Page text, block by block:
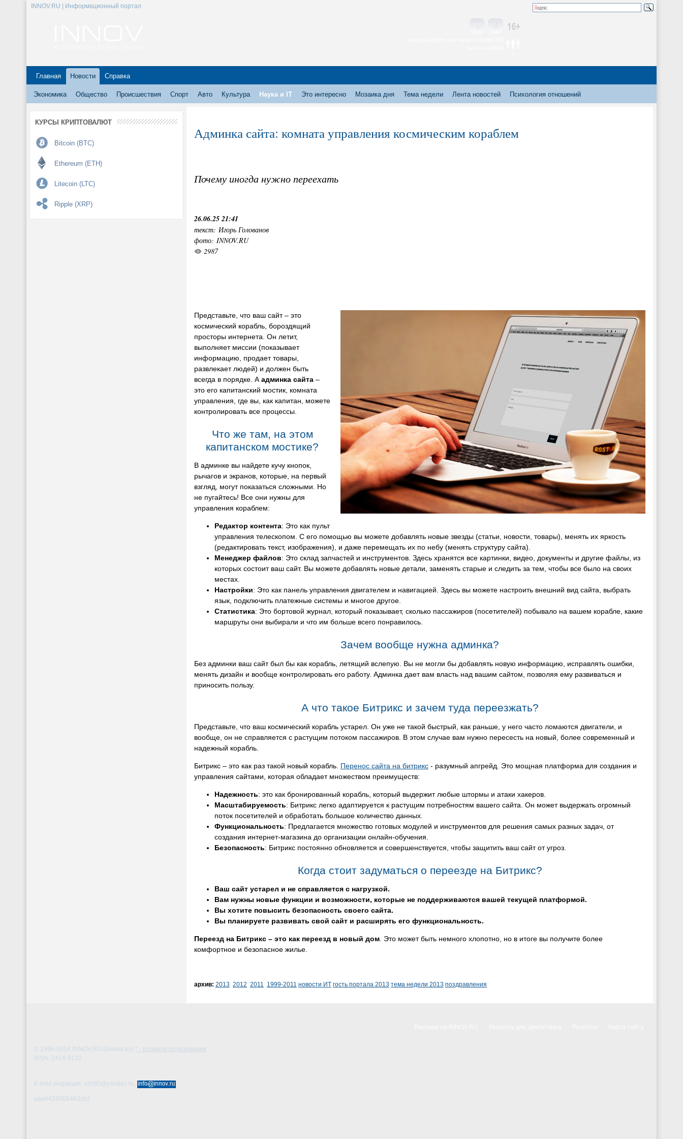
INNOV.RU | Информационный портал
Главная Новости Справка
Экономика Общество Происшествия Спорт Авто Культура Наука и IT Это интересно Мозаика дня Тема недели Лента новостей Психология отношений
КУРСЫ КРИПТОВАЛЮТ
Bitcoin (BTC)
Ethereum (ETH)
Litecoin (LTC)
Ripple (XRP)
Админка сайта: комната управления космическим кораблем
Почему иногда нужно переехать
26.06.25 21:41
текст: Игорь Голованов
фото: INNOV.RU
2987
Представьте, что ваш сайт – это
космический корабль, бороздящий
просторы интернета. Он летит,
выполняет миссии (показывает
информацию, продает товары,
развлекает людей) и должен быть
всегда в порядке. А админка сайта –
это его капитанский мостик, комната
управления, где вы, как капитан, можете
контролировать все процессы.
Что же там, на этом
капитанском мостике?
В админке вы найдете кучу кнопок,
рычагов и экранов, которые, на первый
взгляд, могут показаться сложными. Но
не пугайтесь! Все они нужны для
управления кораблем:
Редактор контента: Это как пульт
управления телескопом. С его помощью вы можете добавлять новые звезды (статьи, новости, товары), менять их яркость
(редактировать текст, изображения), и даже перемещать их по небу (менять структуру сайта).
Менеджер файлов: Это склад запчастей и инструментов. Здесь хранятся все картинки, видео, документы и другие файлы, из
которых состоит ваш сайт. Вы можете добавлять новые детали, заменять старые и следить за тем, чтобы все было на своих
местах.
Настройки: Это как панель управления двигателем и навигацией. Здесь вы можете настроить внешний вид сайта, выбрать
язык, подключить платежные системы и многое другое.
Статистика: Это бортовой журнал, который показывает, сколько пассажиров (посетителей) побывало на вашем корабле, какие
маршруты они выбирали и что им больше всего понравилось.
Зачем вообще нужна админка?
Без админки ваш сайт был бы как корабль, летящий вслепую. Вы не могли бы добавлять новую информацию, исправлять ошибки,
менять дизайн и вообще контролировать его работу. Админка дает вам власть над вашим сайтом, позволяя ему развиваться и
приносить пользу.
А что такое Битрикс и зачем туда переезжать?
Представьте, что ваш космический корабль устарел. Он уже не такой быстрый, как раньше, у него часто ломаются двигатели, и
вообще, он не справляется с растущим потоком пассажиров. В этом случае вам нужно пересесть на новый, более современный и
надежный корабль.
Битрикс – это как раз такой новый корабль. Перенос сайта на битрикс - разумный апгрейд. Это мощная платформа для создания и
управления сайтами, которая обладает множеством преимуществ:
Надежность: это как бронированный корабль, который выдержит любые штормы и атаки хакеров.
Масштабируемость: Битрикс легко адаптируется к растущим потребностям вашего сайта. Он может выдержать огромный
поток посетителей и обработать большое количество данных.
Функциональность: Предлагается множество готовых модулей и инструментов для решения самых разных задач, от
создания интернет-магазина до организации онлайн-обучения.
Безопасность: Битрикс постоянно обновляется и совершенствуется, чтобы защитить ваш сайт от угроз.
Когда стоит задуматься о переезде на Битрикс?
Ваш сайт устарел и не справляется с нагрузкой.
Вам нужны новые функции и возможности, которые не поддерживаются вашей текущей платформой.
Вы хотите повысить безопасность своего сайта.
Вы планируете развивать свой сайт и расширять его функциональность.
Переезд на Битрикс – это как переезд в новый дом. Это может быть немного хлопотно, но в итоге вы получите более
комфортное и безопасное жилье.
архив: 2013 2012 2011 1999-2011 новости ИТ гость портала 2013 тема недели 2013 поздравления
© 1996-2018 INNOV.RU (Иннов.ру) * - правила пользования
ISSN: 2414-5122
E-mail редакции: vzh85@yandex.ru,
aad4439508463cb2